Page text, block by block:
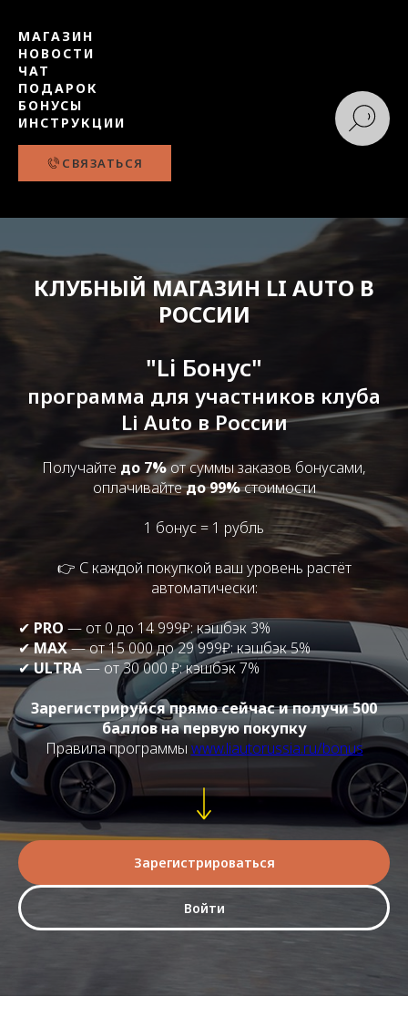
МАГАЗИН
НОВОСТИ
ЧАТ
ПОДАРОК
БОНУСЫ
ИНСТРУКЦИИ
СВЯЗАТЬСЯ
КЛУБНЫЙ МАГАЗИН LI AUTO В
РОССИИ
"Li Бонус"
программа для участников клуба
Li Auto в России
Получайте до 7%от суммы заказов бонусами,
оплачивайтедо 99%стоимости
1 бонус = 1 рубль
👉 С каждой покупкой ваш уровень растёт
автоматически:
✔ PRO — от 0 до 14 999₽: кэшбэк 3%
✔MAX— от 15 000 до 29 999₽: кэшбэк 5%
✔ULTRA— от 30 000 ₽: кэшбэк 7%
Зарегистрируйся прямо сейчас и получи 500
баллов на первую покупку
Правила программы www.liautorussia.ru/bonus
Зарегистрироваться
Войти